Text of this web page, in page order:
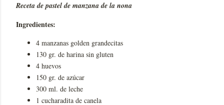
Receta de pastel de manzana de la nona
Ingredientes:
4 manzanas golden grandecitas
130 gr. de harina sin gluten
4 huevos
150 gr. de azúcar
300 ml. de leche
1 cucharadita de canela